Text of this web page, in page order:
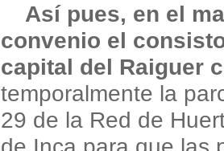
Así pues, en el
convenio el
capital del Raiguer
temporalmente la
29 de la Red de